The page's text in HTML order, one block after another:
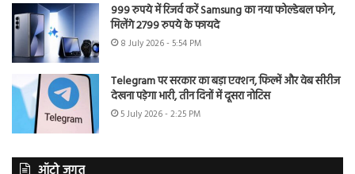
999 रुपये में रिजर्व करें Samsung का नया फोल्डेबल फोन,
मिलेंगे 2799 रुपये के फायदे
8 July 2026 - 5:54 PM
Telegram पर सरकार का बड़ा एक्शन, फिल्में और वेब सीरीज
देखना पड़ेगा भारी, तीन दिनों में दूसरा नोटिस
5 July 2026 - 2:25 PM